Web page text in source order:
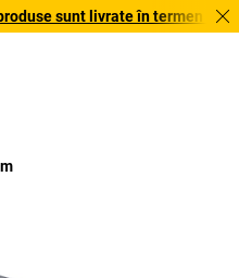
sunt livrate în termen de o